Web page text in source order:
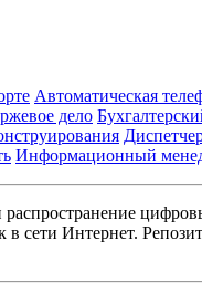
Автоматическая
дело
Информационный
Интернет.